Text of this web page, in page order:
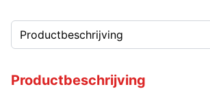
Productbeschrijving